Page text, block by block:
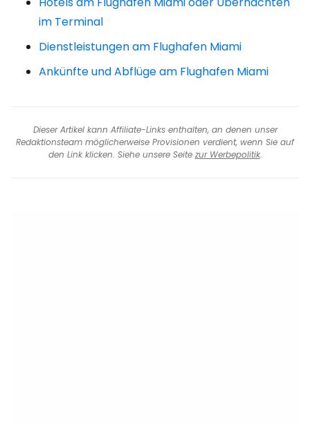
im Terminal
Dienstleistungen am Flughafen Miami
Ankünfte und Abflüge am Flughafen Miami
Dieser Artikel kann Affiliate-Links enthalten, an denen unser
Redaktionsteam möglicherweise Provisionen verdient, wenn Sie auf
den Link klicken. Siehe unsere Seite zur Werbepolitik.